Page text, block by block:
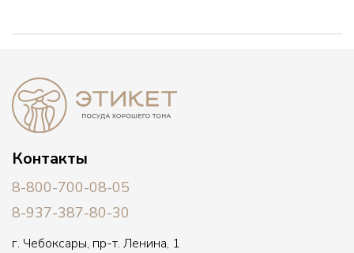
Контакты
8-800-700-08-05
8-937-387-80-30
г. Чебоксары, пр-т. Ленина, 1